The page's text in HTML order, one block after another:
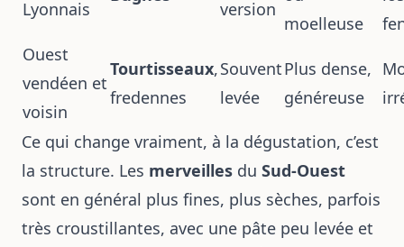
Lyonnais
version
moelleuse
Ouest
vendéen et
voisin
Tourtisseaux,
fredennes
Souvent
levée
Plus dense,
généreuse
Ce qui change vraiment, à la dégustation, c’est
la structure. Les merveilles du Sud-Ouest
sont en général plus fines, plus sèches, parfois
très croustillantes, avec une pâte peu levée et